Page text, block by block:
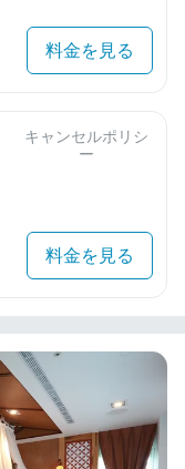
料金を見る
キャンセルポリシ
ー
料金を見る